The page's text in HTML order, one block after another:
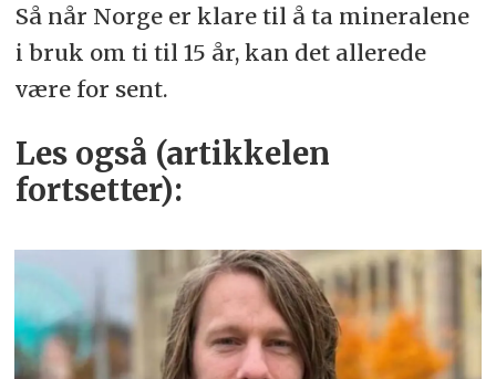
Så når Norge er klare til å ta mineralene
i bruk om ti til 15 år, kan det allerede
være for sent.
Les også (artikkelen
fortsetter):